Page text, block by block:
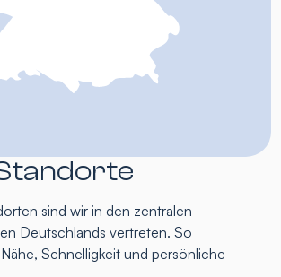
sind wir in den zentralen
Deutschlands vertreten. So
Schnelligkeit und persönliche